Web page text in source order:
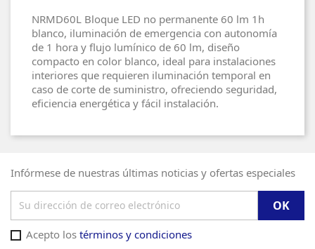
NRMD60L Bloque LED no permanente 60 lm 1h
blanco, iluminación de emergencia con autonomía
de 1 hora y flujo lumínico de 60 lm, diseño
compacto en color blanco, ideal para instalaciones
interiores que requieren iluminación temporal en
caso de corte de suministro, ofreciendo seguridad,
eficiencia energética y fácil instalación.
Infórmese de nuestras últimas noticias y ofertas especiales
Acepto los términos y condiciones